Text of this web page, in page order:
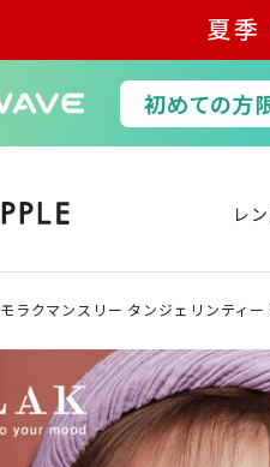
夏季
レ
モラクマンスリー タンジェリンティー